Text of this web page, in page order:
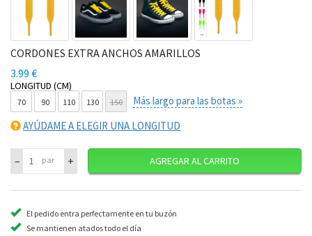
CORDONES EXTRA ANCHOS AMARILLOS
3.99 €
LONGITUD (CM)
70 90 110 130 150
Más largo para las botas »
AYÚDAME A ELEGIR UNA LONGITUD
– par + AGREGAR AL CARRITO
El pedido entra perfectamente en tu buzón
Se mantienen atados todo el día